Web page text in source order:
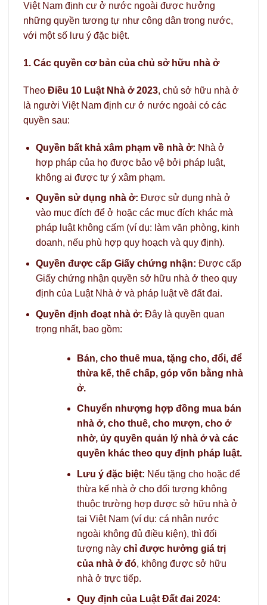
Việt Nam định cư ở nước ngoài được hưởng
những quyền tương tự như công dân trong nước,
với một số lưu ý đặc biệt.
1. Các quyền cơ bản của chủ sở hữu nhà ở
Theo Điều 10 Luật Nhà ở 2023, chủ sở hữu nhà ở
là người Việt Nam định cư ở nước ngoài có các
quyền sau:
Quyền bất khả xâm phạm về nhà ở: Nhà ở
hợp pháp của họ được bảo vệ bởi pháp luật,
không ai được tự ý xâm phạm.
Quyền sử dụng nhà ở: Được sử dụng nhà ở
vào mục đích để ở hoặc các mục đích khác mà
pháp luật không cấm (ví dụ: làm văn phòng, kinh
doanh, nếu phù hợp quy hoạch và quy định).
Quyền được cấp Giấy chứng nhận: Được cấp
Giấy chứng nhận quyền sở hữu nhà ở theo quy
định của Luật Nhà ở và pháp luật về đất đai.
Quyền định đoạt nhà ở: Đây là quyền quan
trọng nhất, bao gồm:
Bán, cho thuê mua, tặng cho, đổi, để
thừa kế, thế chấp, góp vốn bằng nhà
ở.
Chuyển nhượng hợp đồng mua bán
nhà ở, cho thuê, cho mượn, cho ở
nhờ, ủy quyền quản lý nhà ở và các
quyền khác theo quy định pháp luật.
Lưu ý đặc biệt: Nếu tặng cho hoặc để
thừa kế nhà ở cho đối tượng không
thuộc trường hợp được sở hữu nhà ở
tại Việt Nam (ví dụ: cá nhân nước
ngoài không đủ điều kiện), thì đối
tượng này chỉ được hưởng giá trị
của nhà ở đó, không được sở hữu
nhà ở trực tiếp.
Quy định của Luật Đất đai 2024: